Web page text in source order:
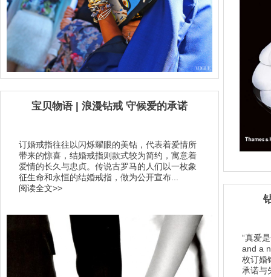
宝贝物语 | 浪漫钻戒 守候爱的承诺
订婚戒指往往以闪烁耀眼的美钻，代表着爱情所
带来的惊喜，结婚戒指则款式较为简约，寓意着
爱情的长久与忠贞。传说古罗马的人们以一枚象
征生命和永恒的结婚戒指，做为公开宣布...
阅读全文>>
“真爱
and a
枚订婚
承诺